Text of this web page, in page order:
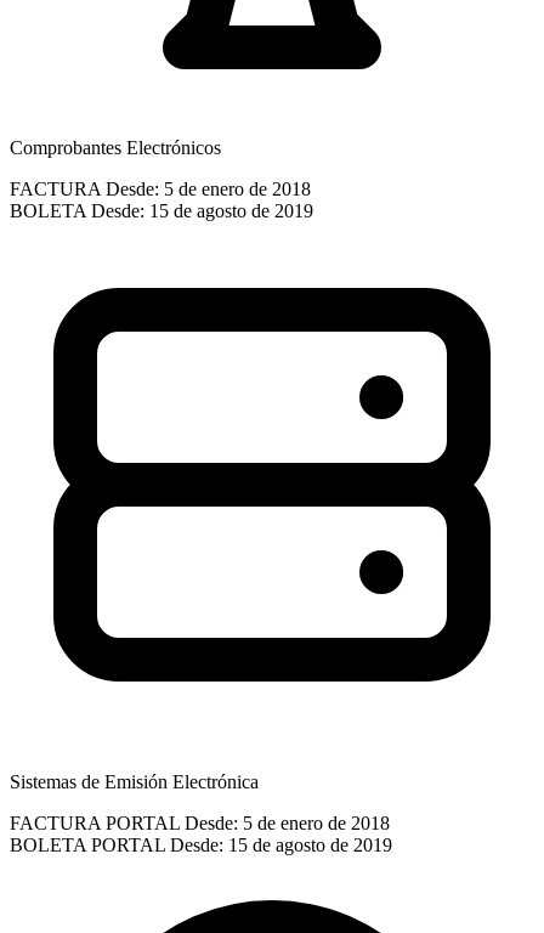
Comprobantes Electrónicos
FACTURA Desde: 5 de enero de 2018
BOLETA Desde: 15 de agosto de 2019
Sistemas de Emisión Electrónica
FACTURA PORTAL Desde: 5 de enero de 2018
BOLETA PORTAL Desde: 15 de agosto de 2019